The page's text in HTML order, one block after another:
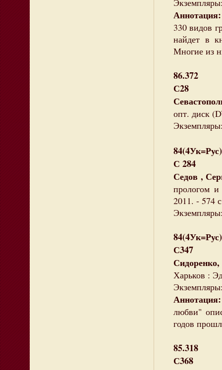
Аннотация:
330 видов
найдет в
Многие из
86.372
С28
опт. диск
С 284
Седов ,
прологом
2011. - 574
С347
Харьков :
Аннотация:
любви"
годов
85.318
С368